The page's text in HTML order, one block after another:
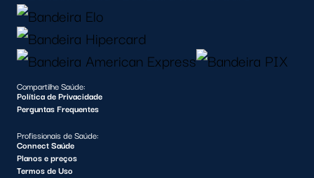
Compartilhe Saúde:
Política de Privacidade
Perguntas Frequentes
Profissionais de Saúde:
Connect Saúde
Planos e preços
Termos de Uso